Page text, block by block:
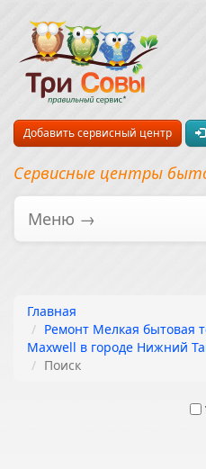
Добавить сервисный центр
Сервисные центры
Меню →
Главная
Ремонт Мелкая бытовая
Maxwell в городе Нижний
Поиск